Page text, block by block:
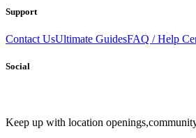
Support
Contact UsUltimate GuidesFAQ / Help
Social
Keep up with location openings,